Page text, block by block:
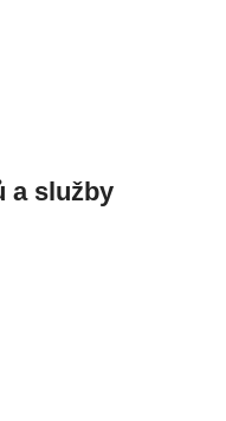
a služby